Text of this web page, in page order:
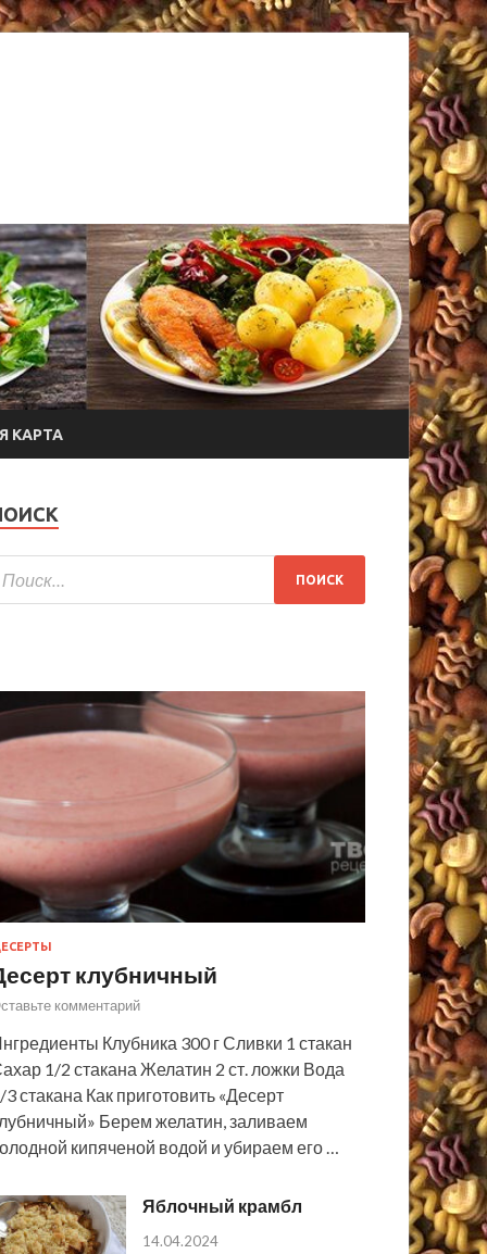
КАРТА
клубничный
комментарий
Клубника 300 г Сливки 1 стакан
1/2 стакана Желатин 2 ст. ложки Вода
3 стакана Как приготовить «Десерт
Берем желатин, заливаем
кипяченой водой и убираем его …
Яблочный крамбл
14.04.2024